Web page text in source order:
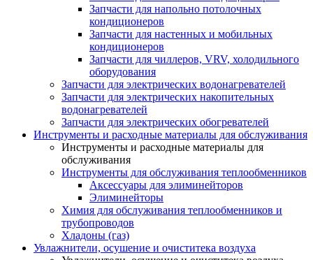
Запчасти для напольно потолочных
кондиционеров
Запчасти для настенных и мобильных
кондиционеров
Запчасти для чиллеров, VRV, холодильного
оборудования
Запчасти для электрических водонагревателей
Запчасти для электрических накопительных
водонагревателей
Запчасти для электрических обогревателей
Инструменты и расходные материалы для обслуживания
Инструменты и расходные материалы для
обслуживания
Инструменты для обслуживания теплообменников
Аксессуары для элиминейторов
Элиминейторы
Химия для обслуживания теплообменников и
трубопроводов
Хладоны (газ)
Увлажнители, осушение и очиститека воздуха